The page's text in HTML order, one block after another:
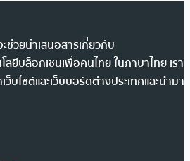
วยนำเสนอสารเกี่ยวกับ
ลยีบล็อกเชนเพื่อคนไทย ในภาษาไทย เรา
ไซต์และเว็บบอร์ดต่างประเทศและนำมา